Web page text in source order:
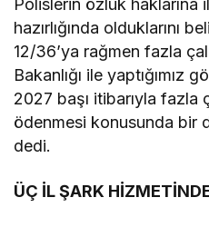
Polislerin özlük haklarına
hazırlığında olduklarını
12/36’ya rağmen fazla
Bakanlığı ile yaptığımız
2027 başı itibarıyla fazla
ödenmesi konusunda bir
dedi.
ÜÇ İL ŞARK